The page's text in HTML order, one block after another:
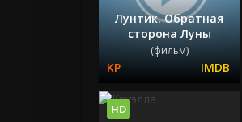
Лунтик. Обратная
сторона Луны
(фильм)
HD